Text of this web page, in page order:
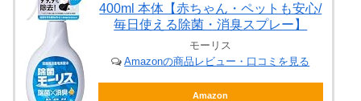
400ml 本体【赤ちゃん・ペットも安心/
毎日使える除菌・消臭スプレー】
モーリス
Amazonの商品レビュー・口コミを見る
Amazon